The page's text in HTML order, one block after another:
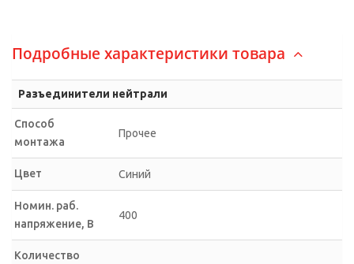
Подробные характеристики товара
Разъединители нейтрали
Способ
монтажа
Прочее
Цвет Синий
Номин. раб.
напряжение, В
400
Количество